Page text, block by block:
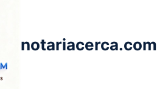
notariacerca.com